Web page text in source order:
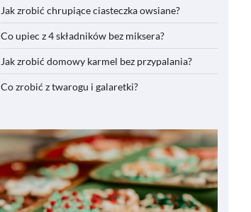
Jak zrobić chrupiące ciasteczka owsiane?
Co upiec z 4 składników bez miksera?
Jak zrobić domowy karmel bez przypalania?
Co zrobić z twarogu i galaretki?